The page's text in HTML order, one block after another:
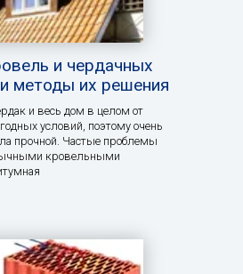
и чердачных
методы их решения
и весь дом в целом от
условий, поэтому очень
прочной. Частые проблемы
кровельными